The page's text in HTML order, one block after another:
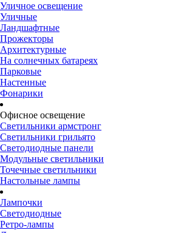
Уличное освещение
Уличные
Ландшафтные
Прожекторы
Архитектурные
На солнечных батареях
Парковые
Настенные
Фонарики
Офисное освещение
Светильники армстронг
Светильники грильято
Светодиодные панели
Модульные светильники
Точечные светильники
Настольные лампы
Лампочки
Светодиодные
Ретро-лампы